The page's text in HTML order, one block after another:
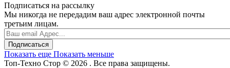
Подписаться на рассылку
Мы никогда не передадим ваш адрес электронной почты
третьим лицам.
Подписаться
Показать еще Показать меньше
Топ-Техно Стор © 2026 . Все права защищены.